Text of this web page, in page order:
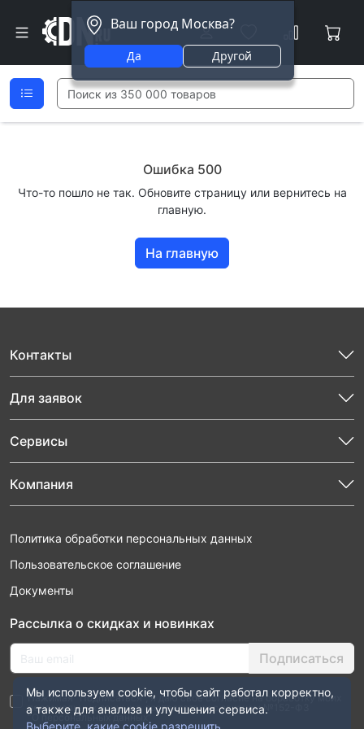
Ваш город Москва?
Да Другой
Ошибка 500
Что-то пошло не так. Обновите страницу или вернитесь на
главную.
На главную
Контакты
Для заявок
Сервисы
Компания
Политика обработки персональных данных
Пользовательское соглашение
Документы
Рассылка о скидках и новинках
Подписаться
Нажимая “Подписаться”, я даю свое согласие на обработку моих
персональных данных в соответствии с законом №152-ФЗ
“О персональных данных”
Мы используем cookie, чтобы сайт работал корректно,
а также для анализа и улучшения сервиса.
Выберите, какие cookie разрешить